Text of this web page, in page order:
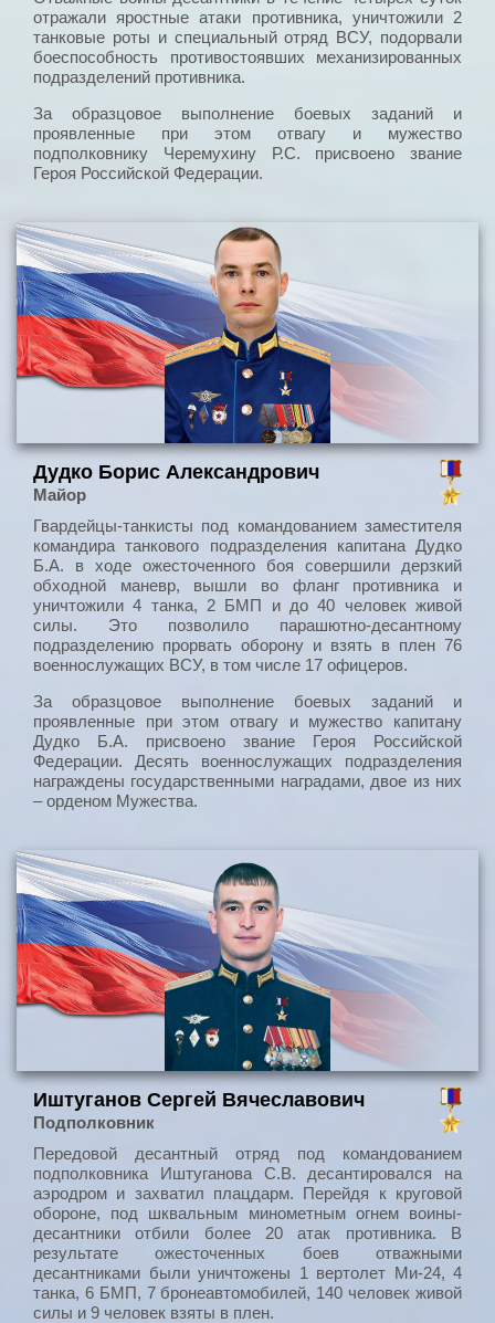
отражали яростные атаки противника, уничтожили 2
танковые роты и специальный отряд ВСУ, подорвали
боеспособность противостоявших механизированных
подразделений противника.
За образцовое выполнение боевых заданий и
проявленные при этом отвагу и мужество
подполковнику Черемухину Р.С. присвоено звание
Героя Российской Федерации.
Дудко Борис Александрович
Майор
Гвардейцы-танкисты под командованием заместителя
командира танкового подразделения капитана Дудко
Б.А. в ходе ожесточенного боя совершили дерзкий
обходной маневр, вышли во фланг противника и
уничтожили 4 танка, 2 БМП и до 40 человек живой
силы. Это позволило парашютно-десантному
подразделению прорвать оборону и взять в плен 76
военнослужащих ВСУ, в том числе 17 офицеров.
За образцовое выполнение боевых заданий и
проявленные при этом отвагу и мужество капитану
Дудко Б.А. присвоено звание Героя Российской
Федерации. Десять военнослужащих подразделения
награждены государственными наградами, двое из них
– орденом Мужества.
Иштуганов Сергей Вячеславович
Подполковник
Передовой десантный отряд под командованием
подполковника Иштуганова С.В. десантировался на
аэродром и захватил плацдарм. Перейдя к круговой
обороне, под шквальным минометным огнем воины-
десантники отбили более 20 атак противника. В
результате ожесточенных боев отважными
десантниками были уничтожены 1 вертолет Ми-24, 4
танка, 6 БМП, 7 бронеавтомобилей, 140 человек живой
силы и 9 человек взяты в плен.